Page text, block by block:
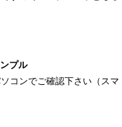
プル
コンでご確認下さい（スマ